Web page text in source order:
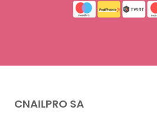
CNAILPRO SA